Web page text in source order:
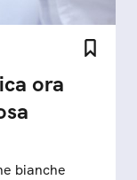
ora
bianche